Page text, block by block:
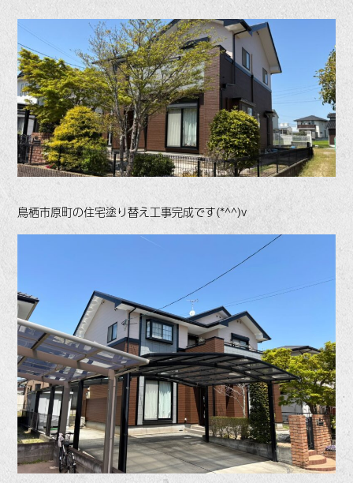
鳥栖市原町の住宅塗り替え工事完成です(*^^)v